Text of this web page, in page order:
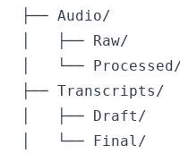
├── Audio/
│   ├── Raw/
│   └──
├── Transcripts/
│   ├── Draft/
│   └── Final/